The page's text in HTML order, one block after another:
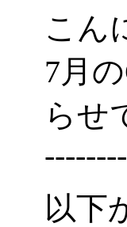
こん
7月
らせ
以下